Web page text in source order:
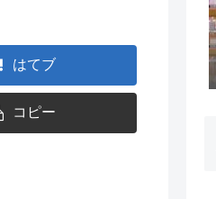
はてブ
コピー